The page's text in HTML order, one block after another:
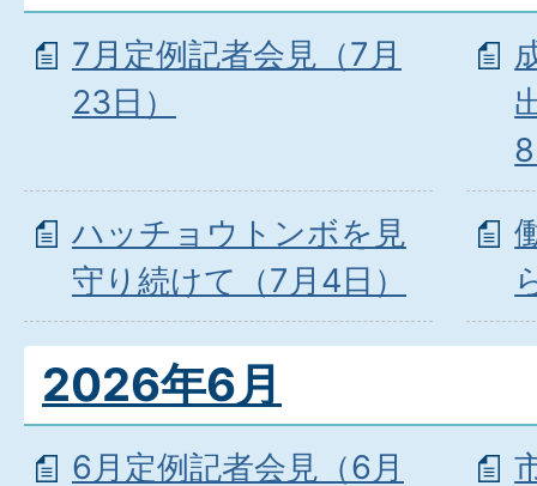
7月定例記者会見（7月
23日）
ハッチョウトンボを見
守り続けて（7月4日）
2026年6月
6月定例記者会見（6月